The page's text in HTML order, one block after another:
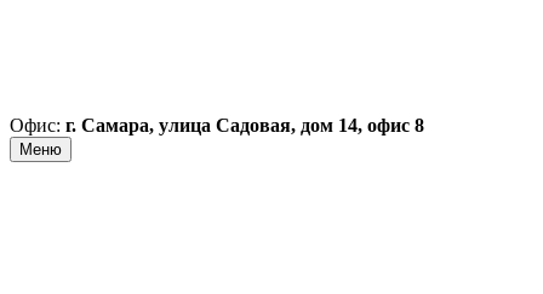
Офис: г. Самара, улица Садовая, дом 14, офис 8
Меню